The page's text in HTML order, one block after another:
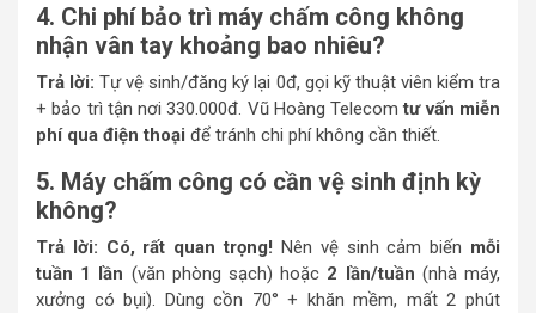
4. Chi phí bảo trì máy chấm công không
nhận vân tay khoảng bao nhiêu?
Trả lời:Tự vệ sinh/đăng ký lại 0đ, gọi kỹ thuật viên kiểm tra
+ bảo trì tận nơi 330.000đ. Vũ Hoàng Telecomtư vấn miễn
phí qua điện thoại để tránh chi phí không cần thiết.
5. Máy chấm công có cần vệ sinh định kỳ
không?
Trả lời: Có, rất quan trọng! Nên vệ sinh cảm biến mỗi
tuần 1 lần (văn phòng sạch) hoặc 2 lần/tuần (nhà máy,
xưởng có bụi). Dùng cồn 70° + khăn mềm, mất 2 phút